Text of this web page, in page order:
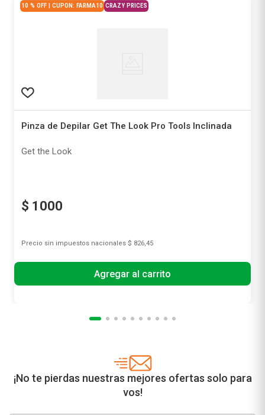
10 % OFF | CUPON: FARMA10 CRAZY PRICES
Pinza de Depilar Get The Look Pro Tools Inclinada
Get the Look
$ 1000
Precio sin impuestos nacionales $ 826,45
Agregar al carrito
¡No te pierdas nuestras mejores ofertas solo para
vos!